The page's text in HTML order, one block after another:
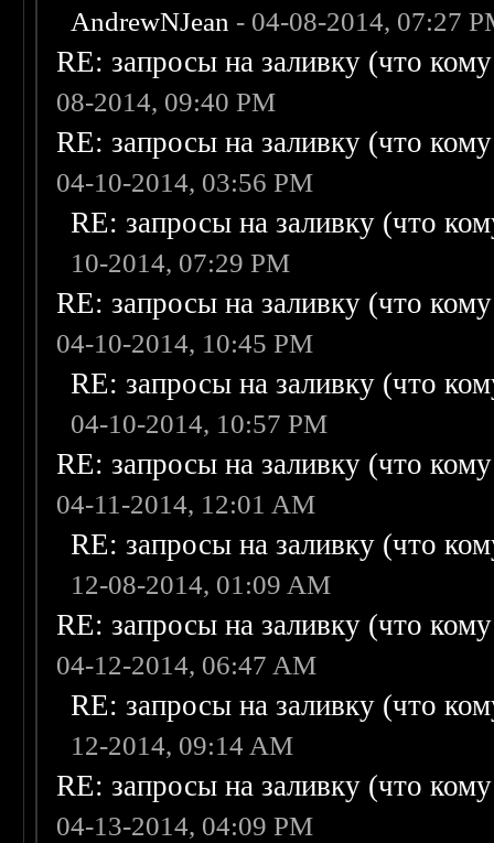
AndrewNJean - 04-08-2014, 07:27
RE: запросы на заливку (что
08-2014, 09:40 PM
RE: запросы на заливку (что
04-10-2014, 03:56 PM
RE: запросы на заливку (что
10-2014, 07:29 PM
RE: запросы на заливку (что
04-10-2014, 10:45 PM
RE: запросы на заливку (что
04-10-2014, 10:57 PM
RE: запросы на заливку (что
04-11-2014, 12:01 AM
RE: запросы на заливку (что
12-08-2014, 01:09 AM
RE: запросы на заливку (что
04-12-2014, 06:47 AM
RE: запросы на заливку (что
12-2014, 09:14 AM
RE: запросы на заливку (что
04-13-2014, 04:09 PM